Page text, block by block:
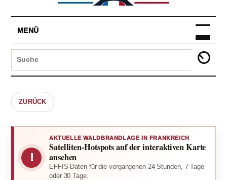
MENÜ
ZURÜCK
!
AKTUELLE WALDBRANDLAGE IN FRANKREICH
Satelliten-Hotspots auf der interaktiven Karte
ansehen
EFFIS-Daten für die vergangenen 24 Stunden, 7 Tage
oder 30 Tage.